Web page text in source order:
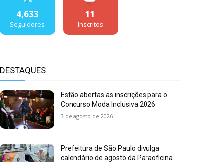
4,633
Seguidores
11
Inscritos
DESTAQUES
Estão abertas as inscrições para o
Concurso Moda Inclusiva 2026
3 de agosto de 2026
Prefeitura de São Paulo divulga
calendário de agosto da Paraoficina